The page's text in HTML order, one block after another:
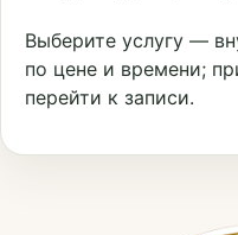
Выберите услугу —
по цене и времени;
перейти к записи.